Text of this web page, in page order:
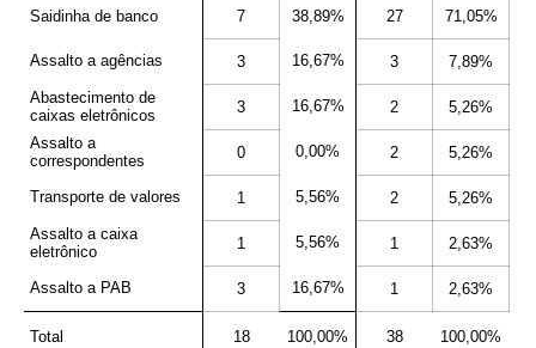
Saidinha de banco 7 38,89% 27 71,05%
Assalto a agências 3 16,67% 3
7,89%
Abastecimento de
caixas eletrônicos
3 16,67% 2
5,26%
Assalto a
correspondentes
0 0,00% 2 5,26%
Transporte de valores 1 5,56% 2
5,26%
Assalto a caixa
eletrônico
1 5,56% 1 2,63%
Assalto a PAB 3 16,67% 1 2,63%
Total 18 100,00% 38 100,00%